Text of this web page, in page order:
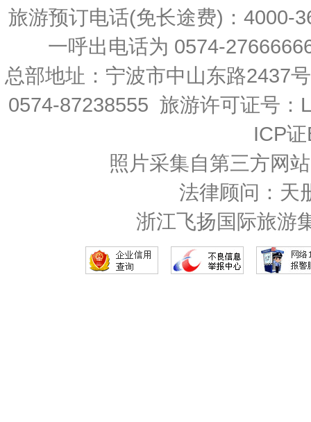
旅游预订电话(免长途费)：4000-
一呼出电话为 0574-
总部地址：宁波市中山东路2437
0574-87238555 旅游许可证号
ICP
照片采集自第三方网
法律顾问：天
浙江飞扬国际旅游